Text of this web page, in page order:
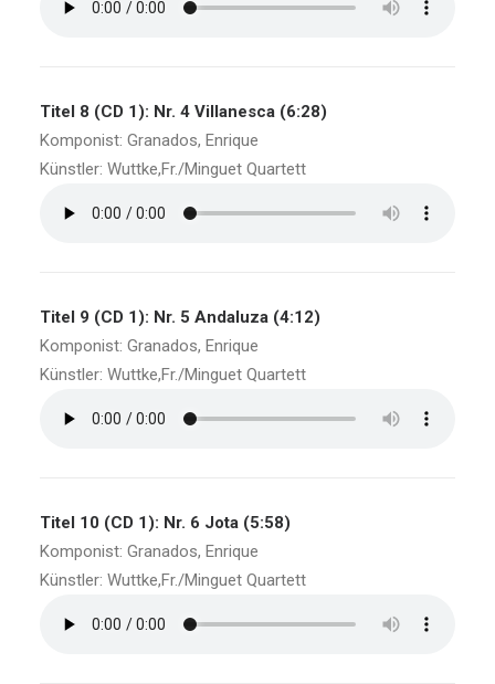
Titel 8 (CD 1): Nr. 4 Villanesca (6:28)
Komponist: Granados, Enrique
Künstler: Wuttke,Fr./Minguet Quartett
Titel 9 (CD 1): Nr. 5 Andaluza (4:12)
Komponist: Granados, Enrique
Künstler: Wuttke,Fr./Minguet Quartett
Titel 10 (CD 1): Nr. 6 Jota (5:58)
Komponist: Granados, Enrique
Künstler: Wuttke,Fr./Minguet Quartett